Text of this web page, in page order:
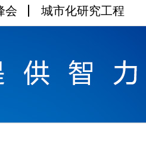
会 城市化研究工程